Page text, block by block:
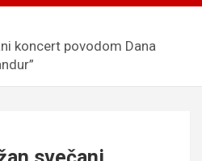
koncert povodom Dana